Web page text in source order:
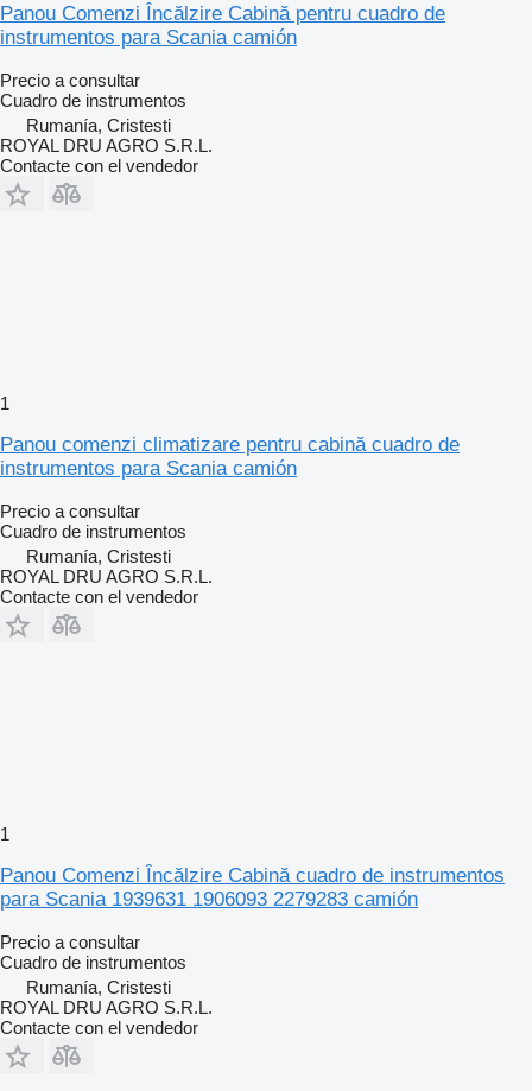
Panou Comenzi Încălzire Cabină pentru cuadro de
instrumentos para Scania camión
Precio a consultar
Cuadro de instrumentos
Rumanía, Cristesti
ROYAL DRU AGRO S.R.L.
Contacte con el vendedor
1
Panou comenzi climatizare pentru cabină cuadro de
instrumentos para Scania camión
Precio a consultar
Cuadro de instrumentos
Rumanía, Cristesti
ROYAL DRU AGRO S.R.L.
Contacte con el vendedor
1
Panou Comenzi Încălzire Cabină cuadro de instrumentos
para Scania 1939631 1906093 2279283 camión
Precio a consultar
Cuadro de instrumentos
Rumanía, Cristesti
ROYAL DRU AGRO S.R.L.
Contacte con el vendedor